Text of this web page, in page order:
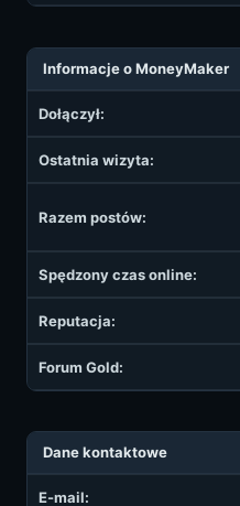
Informacje o MoneyMaker
Dołączył:
Ostatnia wizyta:
Razem postów:
Spędzony czas online:
Reputacja:
Forum Gold:
Dane kontaktowe
E-mail: